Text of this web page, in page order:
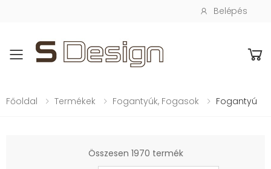
Belépés
Toggle mobile menu
Főoldal Termékek Fogantyúk, Fogasok Fogantyú
Összesen 1970 termék